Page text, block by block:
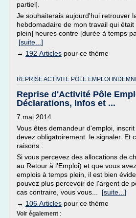
partiel].
Je souhaiterais aujourd'hui retrouver
hebdomadaire de mon travail qui
plein] heures contre [durée à temps
[suite...]
→ 192 Articles pour ce thème
REPRISE ACTIVITE POLE EMPLOI
Reprise d'Activité Pôle
Déclarations, Infos et ...
7 mai 2014
Vous êtes demandeur d'emploi,
devez obligatoirement le signaler. Et
raisons :
Si vous percevez des allocations de
au Retour à l'Emploi) et que vous
emplois à temps plein, il est bien
pouvez plus percevoir de l'argent de
cas contraire, vous vous... [suite...]
→ 106 Articles pour ce thème
Voir également :